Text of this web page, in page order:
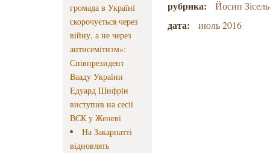
громада в Україні
скорочується через
війну, а не через
антисемітизм»:
Співпрезидент
Вааду України
Едуард Шифрін
виступив на сесії
ВЄК у Женеві
На Закарпатті
відновлять
рубрика: Йосип
дата: июль 2016